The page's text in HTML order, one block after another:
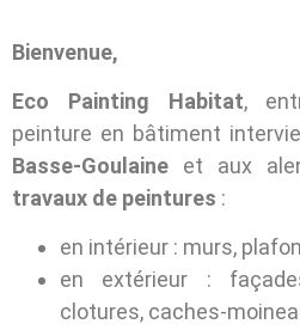
Bienvenue,
Eco Painting Habitat,
peinture en bâtiment
Basse-Goulaine et aux
travaux de peintures :
en intérieur : murs,
en extérieur :
clotures, caches-